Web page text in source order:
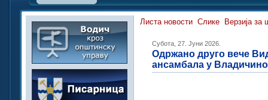
Листа новости Слике Верзија за
Субота, 27. Јуни 2026.
Одржано друго вече
ансамбала у